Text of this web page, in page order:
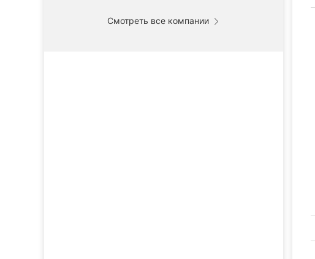
Смотреть все компании